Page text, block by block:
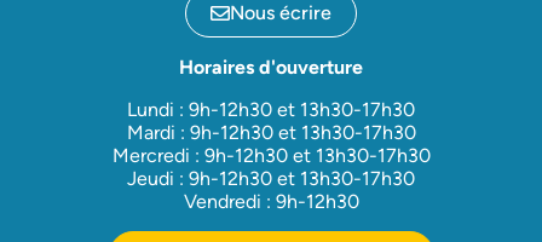
Nous écrire
Horaires d'ouverture
Lundi : 9h-12h30 et 13h30-17h30
Mardi : 9h-12h30 et 13h30-17h30
Mercredi : 9h-12h30 et 13h30-17h30
Jeudi : 9h-12h30 et 13h30-17h30
Vendredi : 9h-12h30